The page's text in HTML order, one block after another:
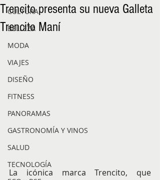
CULTURA
BELLEZA
MODA
VIAJES
DISEÑO
FITNESS
PANORAMAS
GASTRONOMÍA Y VINOS
SALUD
TECNOLOGÍA
Trencito presenta su nueva Galleta
Trencito Maní
La icónica marca Trencito, que